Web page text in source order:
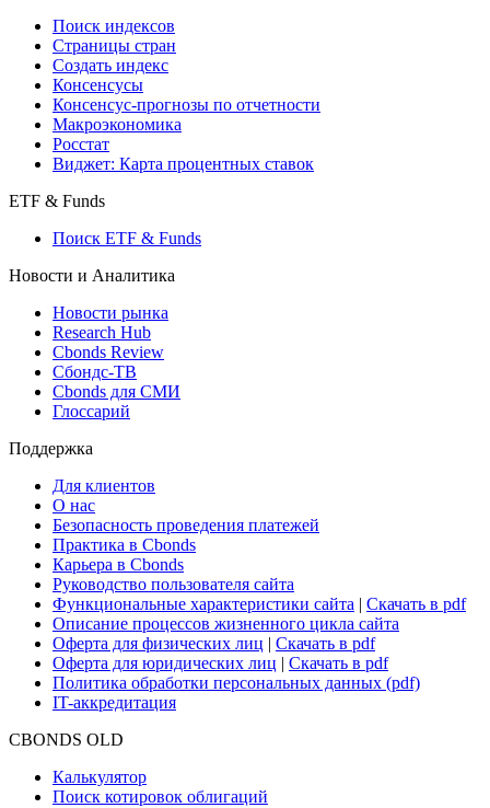
Поиск кредитов
Индексы
Поиск индексов
Страницы стран
Создать индекс
Консенсусы
Макроэкономика
Виджет: Карта процентных ставок
ETF & Funds
Поиск ETF & Funds
Новости и Аналитика
Новости рынка
Research Hub
Сбондс-ТВ
Глоссарий
Поддержка
Для клиентов
О нас
Безопасность проведения платежей
Практика в Cbonds
Карьера в Cbonds
Руководство пользователя сайта
Функциональные характеристики сайта|Скачать в pdf
Описание процессов жизненного цикла сайта
Оферта для юридических лиц
IT-аккредитация